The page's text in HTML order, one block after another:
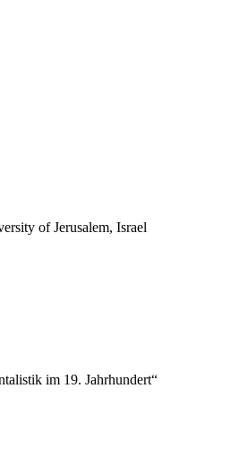
of Jerusalem, Israel
im 19. Jahrhundert“